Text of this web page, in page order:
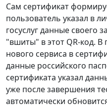
Сам сертификат
пользователь указал в
госуслуг данные своего
"вшиты" в этот QR-код. В
нового сервиса в
данные российского
сертификата указал
уже после завершения
автоматически